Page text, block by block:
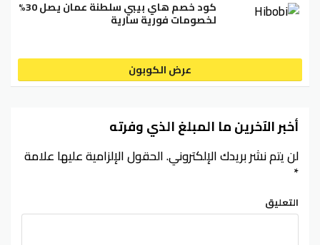
كود خصم هاي بيبي سلطنة عمان يصل 30%
لخصومات فورية سارية
عرض الكوبون
أخبر الآخرين ما المبلغ الذي وفرته
لن يتم نشر بريدك الإلكتروني.الحقول الإلزامية عليها علامة
*
التعليق